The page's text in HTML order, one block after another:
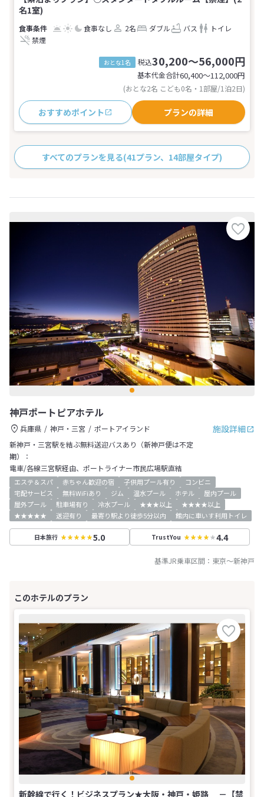
名1室)
食事なし 2名 ダブル バス
トイレ
禁煙
おとな1名 税込30,200～56,000円
基本代金合計60,400〜112,000円
(おとな2名 こども0名・1部屋/1泊2日)
おすすめポイント プランの詳細
すべてのプランを見る(41プラン、14部屋タイプ)
神戸ポートピアホテル
施設詳細
兵庫県 神戸・三宮
ポートアイランド
新神戸・三宮駅を結ぶ無料送迎バスあり（新神戸便は不定
期）：
電車/各線三宮駅経由、ポートライナー市民広場駅直結
エステ＆スパ 赤ちゃん歓迎の宿 子供用プール有り
コンビニ
宅配サービス
無料WiFiあり ジム 温水プール ホテル
屋内プール
屋外プール
駐車場有り 冷水プール ★★★以上
★★★★以上
★★★★★
送迎有り 最寄り駅より徒歩5分以内 館内に車いす利用トイレ
日本旅行 5.0 TrustYou 4.4
基準JR乗車区間： 東京～新神戸
新幹線で行く！ビジネスプラン★大阪・神戸・姫路 －【禁